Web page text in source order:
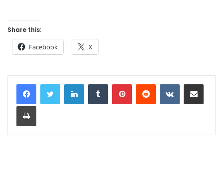
Share this:
Facebook X
LinkedInTumblr PinterestReddit VKontakteShare via Email
Print